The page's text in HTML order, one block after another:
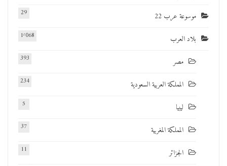
موسوعة عرب 22 29
بلاد العرب 1٬068
مصر 393
المملكة العربية السعودية 234
ليبيا 5
المملكة المغربية 37
الجزائر 11